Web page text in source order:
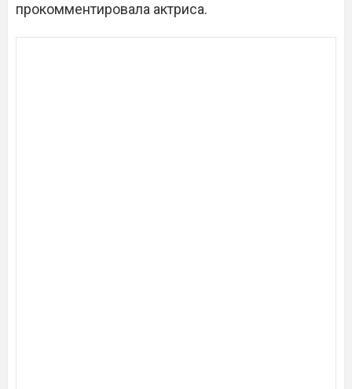
прокомментировала актриса.